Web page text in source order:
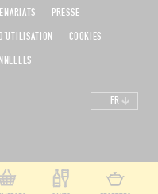
PRESSE
COOKIES
FR